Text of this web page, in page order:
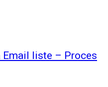
Email liste – Proces